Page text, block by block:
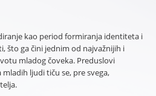
kao period formiranja identiteta i
što ga čini jednim od najvažnijih i
mladog čoveka. Preduslovi
ljudi tiču se, pre svega,